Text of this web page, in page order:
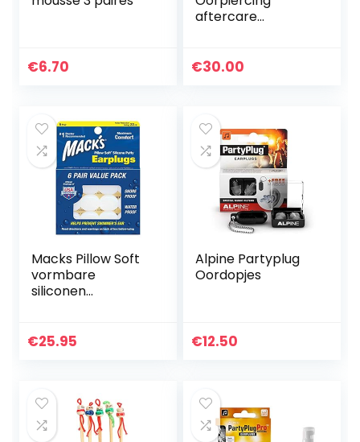
€6.70
aftercare
kalmerende
€30.00
Macks Pillow Soft
vormbare
siliconen
€25.95
Alpine Partyplug
Oordopjes
€12.50